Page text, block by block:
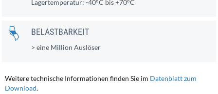
Lagertemperatur: -40°C bis +70°C
BELASTBARKEIT
> eine Million Auslöser
Weitere technische Informationen finden Sie im Datenblatt zum
Download.